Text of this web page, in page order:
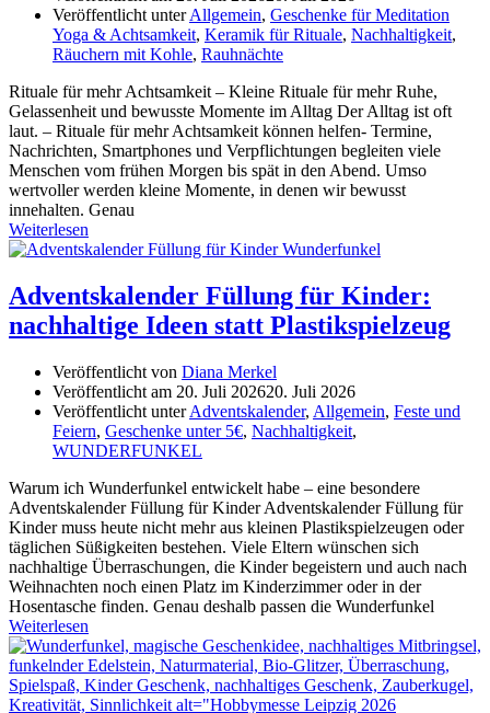
Veröffentlicht unterAllgemein, Geschenke für Meditation
Yoga & Achtsamkeit, Keramik für Rituale, Nachhaltigkeit,
Räuchern mit Kohle, Rauhnächte
Rituale für mehr Achtsamkeit – Kleine Rituale für mehr Ruhe,
Gelassenheit und bewusste Momente im Alltag Der Alltag ist oft
laut. – Rituale für mehr Achtsamkeit können helfen- Termine,
Nachrichten, Smartphones und Verpflichtungen begleiten viele
Menschen vom frühen Morgen bis spät in den Abend. Umso
wertvoller werden kleine Momente, in denen wir bewusst
innehalten. Genau
Weiterlesen
Adventskalender Füllung für Kinder:
nachhaltige Ideen statt Plastikspielzeug
Veröffentlicht von Diana Merkel
Veröffentlicht am 20. Juli 202620. Juli 2026
Veröffentlicht unterAdventskalender, Allgemein, Feste und
Feiern, Geschenke unter 5€, Nachhaltigkeit,
WUNDERFUNKEL
Warum ich Wunderfunkel entwickelt habe – eine besondere
Adventskalender Füllung für Kinder Adventskalender Füllung für
Kinder muss heute nicht mehr aus kleinen Plastikspielzeugen oder
täglichen Süßigkeiten bestehen. Viele Eltern wünschen sich
nachhaltige Überraschungen, die Kinder begeistern und auch nach
Weihnachten noch einen Platz im Kinderzimmer oder in der
Hosentasche finden. Genau deshalb passen die Wunderfunkel
Weiterlesen